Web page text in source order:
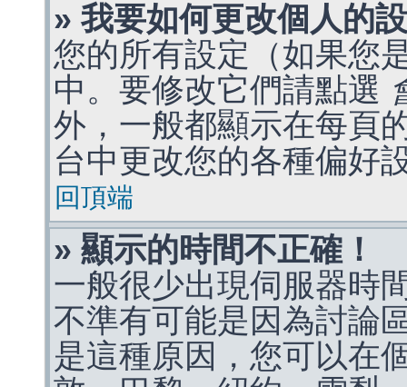
» 我要如何更改個人的
您的所有設定（如果您
中。要修改它們請點選
外，一般都顯示在每頁
台中更改您的各種偏好
回頂端
» 顯示的時間不正確！
一般很少出現伺服器時
不準有可能是因為討論
是這種原因，您可以在